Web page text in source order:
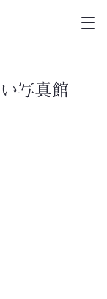
写真館